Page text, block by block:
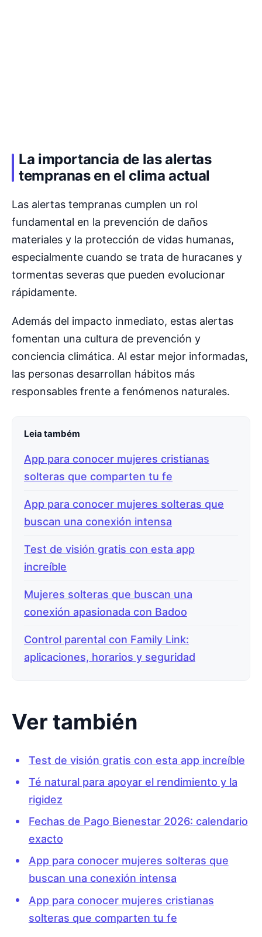
La importancia de las alertas
tempranas en el clima actual
Las alertas tempranas cumplen un rol
fundamental en la prevención de daños
materiales y la protección de vidas humanas,
especialmente cuando se trata de huracanes y
tormentas severas que pueden evolucionar
rápidamente.
Además del impacto inmediato, estas alertas
fomentan una cultura de prevención y
conciencia climática. Al estar mejor informadas,
las personas desarrollan hábitos más
responsables frente a fenómenos naturales.
Leia também
App para conocer mujeres cristianas
solteras que comparten tu fe
App para conocer mujeres solteras que
buscan una conexión intensa
Test de visión gratis con esta app
increíble
Mujeres solteras que buscan una
conexión apasionada con Badoo
Control parental con Family Link:
aplicaciones, horarios y seguridad
Ver también
Test de visión gratis con esta app increíble
Té natural para apoyar el rendimiento y la
rigidez
Fechas de Pago Bienestar 2026: calendario
exacto
App para conocer mujeres solteras que
buscan una conexión intensa
App para conocer mujeres cristianas
solteras que comparten tu fe